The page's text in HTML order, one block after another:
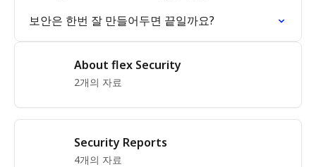
보안은 한번 잘 만들어두면 끝일까요?
About flex Security
2개의 자료
Security Reports
4개의 자료